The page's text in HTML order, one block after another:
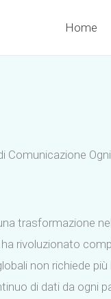
Home
Comunicazione
trasformazione
rivoluzionato
non richiede
di dati da ogni